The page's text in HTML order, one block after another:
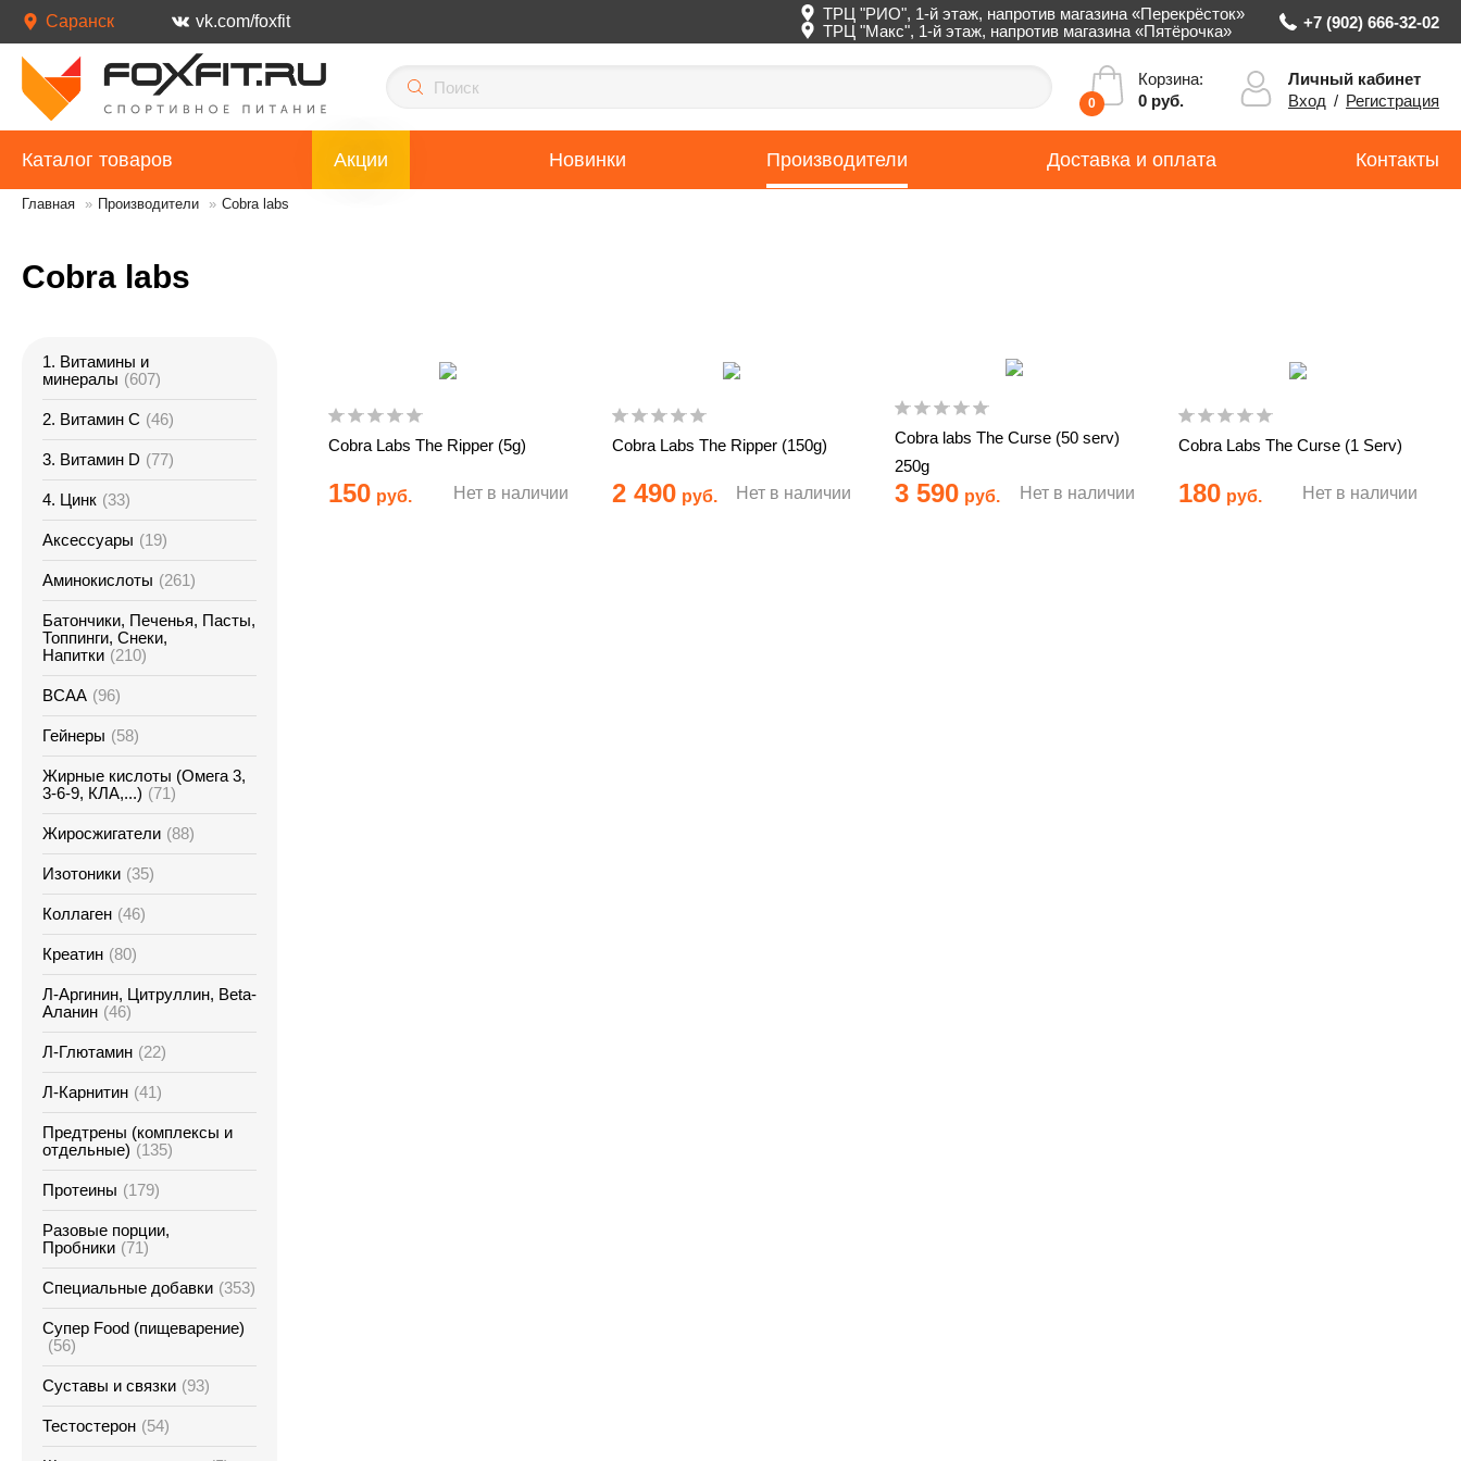
Саранск vk.com/foxfit
ТРЦ "РИО", 1-й этаж, напротив магазина «Перекрёсток»
ТРЦ "Макс", 1-й этаж, напротив магазина «Пятёрочка»
+7 (902) 666-32-02
0
Корзина:
0 руб.
Личный кабинет
Вход / Регистрация
Каталог товаров Акции Новинки Производители Доставка и оплата Контакты
Главная » Производители » Cobra labs
Cobra labs
1. Витамины и
минералы (607)
2. Витамин С (46)
3. Витамин D (77)
4. Цинк (33)
Аксессуары (19)
Аминокислоты (261)
Батончики, Печенья, Пасты,
Топпинги, Снеки,
Напитки (210)
ВСАА (96)
Гейнеры (58)
Жирные кислоты (Омега 3,
3-6-9, КЛА,...) (71)
Жиросжигатели (88)
Изотоники (35)
Коллаген (46)
Креатин (80)
Л-Аргинин, Цитруллин, Beta-
Аланин (46)
Л-Глютамин (22)
Л-Карнитин (41)
Предтрены (комплексы и
отдельные) (135)
Протеины (179)
Разовые порции,
Пробники (71)
Специальные добавки (353)
Супер Food (пищеварение)
(56)
Суставы и связки (93)
Тестостерон (54)
Cobra Labs The Ripper (5g)
150 руб. Нет в наличии
Cobra Labs The Ripper (150g)
2 490 руб. Нет в наличии
Cobra labs The Curse (50 serv)
250g
3 590 руб. Нет в наличии
Cobra Labs The Curse (1 Serv)
180 руб. Нет в наличии